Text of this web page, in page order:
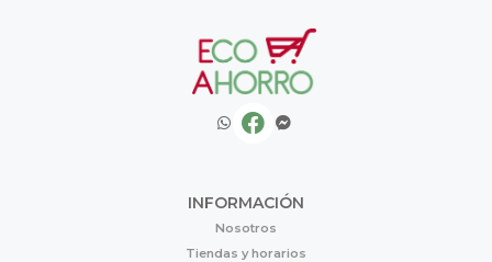
INFORMACIÓN
Nosotros
Tiendas y horarios